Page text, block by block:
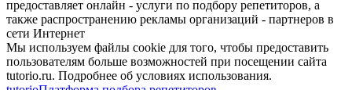
предоставляет онлайн - услуги по подбору репетиторов, а
также распространению рекламы организаций - партнеров в
сети Интернет
Мы используем файлы cookie для того, чтобы предоставить
пользователям больше возможностей при посещении сайта
tutorio.ru. Подробнее об условиях использования.